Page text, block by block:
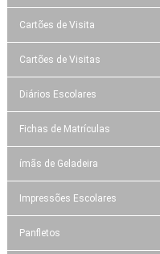
Cartões de Visita
Cartões de Visitas
Diários Escolares
Fichas de Matrículas
ímãs de Geladeira
Impressões Escolares
Panfletos